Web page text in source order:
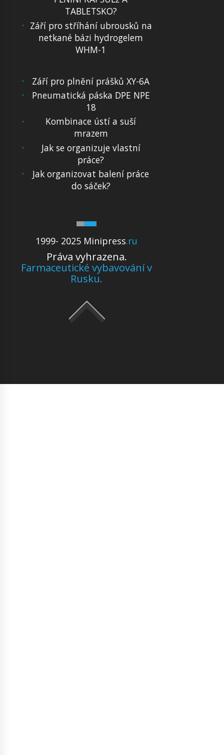
TABLETSKO?
Září pro stříhání ubrousků na
netkané bázi hydrogelem
WHM-1
1999- 2025 Minipress.ru
Práva vyhrazena.
Farmaceutické vybavování v
Rusku.
Září pro plnění prášků XY-6A
Pneumatická páska DPE NPE
18
Kombinace ústí a suší
mrazem
Jak se organizuje vlastní
práce?
Jak organizovat balení práce
do sáček?